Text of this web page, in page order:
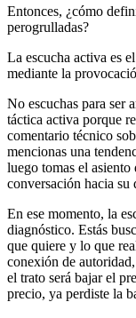
Entonces, ¿cómo
perogrulladas?
La escucha activa es
mediante la
No escuchas para ser
táctica activa porque
comentario técnico
mencionas una
luego tomas el
conversación hacia su
En ese momento, la
diagnóstico. Estás
que quiere y lo que
conexión de
el trato será bajar el
precio, ya perdiste la